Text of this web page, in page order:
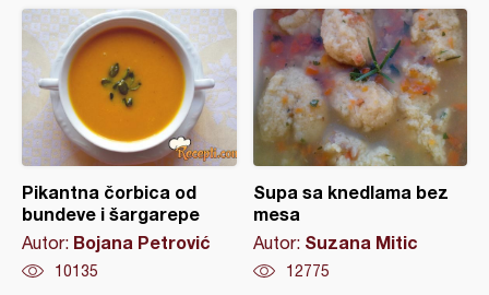
Pikantna čorbica od
bundeve i šargarepe
Autor: Bojana Petrović
10135
Supa sa knedlama bez
mesa
Autor: Suzana Mitic
12775